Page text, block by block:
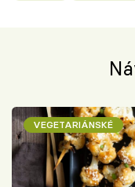
VEGETARIÁNSKÉ